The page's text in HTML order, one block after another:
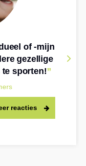
of -mijn
gezellige
te sporten!”
reacties